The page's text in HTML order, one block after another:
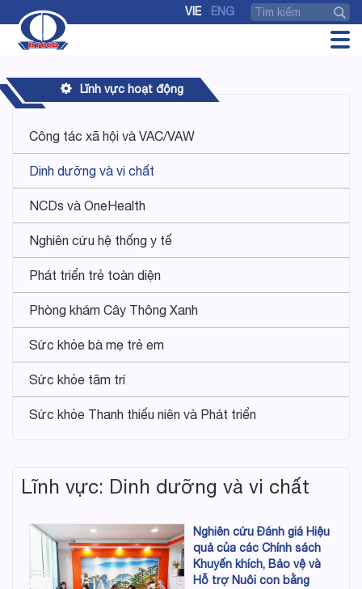
VIE ENG
Lĩnh vực hoạt động
Công tác xã hội và VAC/VAW
Dinh dưỡng và vi chất
NCDs và OneHealth
Nghiên cứu hệ thống y tế
Phát triển trẻ toàn diện
Phòng khám Cây Thông Xanh
Sức khỏe bà mẹ trẻ em
Sức khỏe tâm trí
Sức khỏe Thanh thiếu niên và Phát triển
Lĩnh vực: Dinh dưỡng và vi chất
Nghiên cứu Đánh giá Hiệu
quả của các Chính sách
Khuyến khích, Bảo vệ và
Hỗ trợ Nuôi con bằng